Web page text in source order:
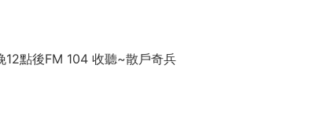
12點後FM 104 收聽~散戶奇兵